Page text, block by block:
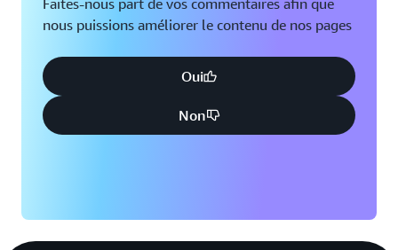
Faites-nous part de vos commentaires afin que
nous puissions améliorer le contenu de nos pages
Oui
Non